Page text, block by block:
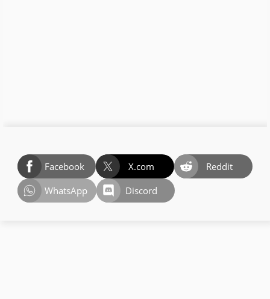
Facebook X.com
Reddit
WhatsApp
Discord